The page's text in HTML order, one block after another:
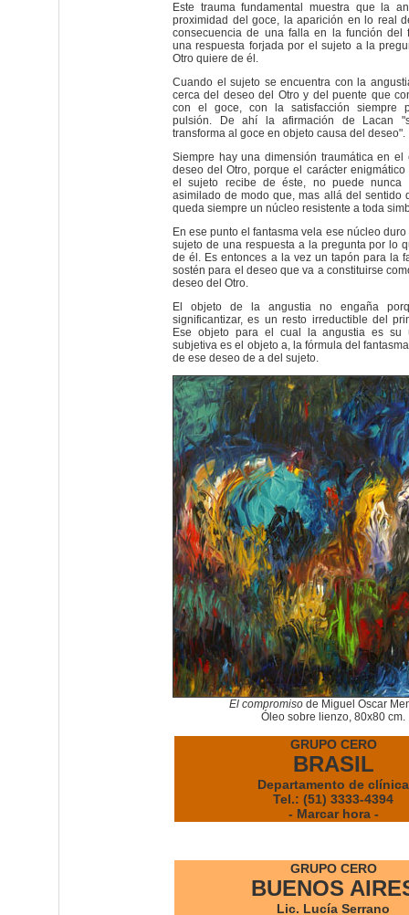
Este trauma fundamental muestra que la
proximidad del goce, la aparición en lo real
consecuencia de una falla en la función del
una respuesta forjada por el sujeto a la
Otro quiere de él.
Cuando el sujeto se encuentra con la
cerca del deseo del Otro y del puente que
con el goce, con la satisfacción siempre
pulsión. De ahí la afirmación de Lacan
transforma al goce en objeto causa del deseo".
Siempre hay una dimensión traumática en el
deseo del Otro, porque el carácter
el sujeto recibe de éste, no puede nunca
asimilado de modo que, mas allá del sentido
queda siempre un núcleo resistente a toda
En ese punto el fantasma vela ese núcleo
sujeto de una respuesta a la pregunta por lo
de él. Es entonces a la vez un tapón para la
sostén para el deseo que va a constituirse
deseo del Otro.
El objeto de la angustia no engaña
significantizar, es un resto irreductible del
Ese objeto para el cual la angustia es su
subjetiva es el objeto a, la fórmula del
de ese deseo de a del sujeto.
El compromisode Miguel Oscar
Óleo sobre lienzo, 80x80 cm.
GRUPO CERO
BRASIL
Departamento de clínica
Tel.: (51) 3333-4394
- Marcar hora -
GRUPO CERO
BUENOS
Lic. Lucía Serrano